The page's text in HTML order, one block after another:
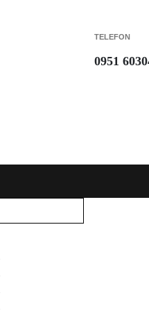
TELEFON
0951